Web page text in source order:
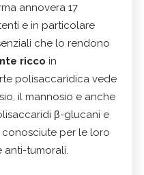
annovera 17
e in particolare
che lo rendono
ricco in
polisaccaridica vede
il mannosio e anche
β-glucani e
per le loro
anti-tumorali.